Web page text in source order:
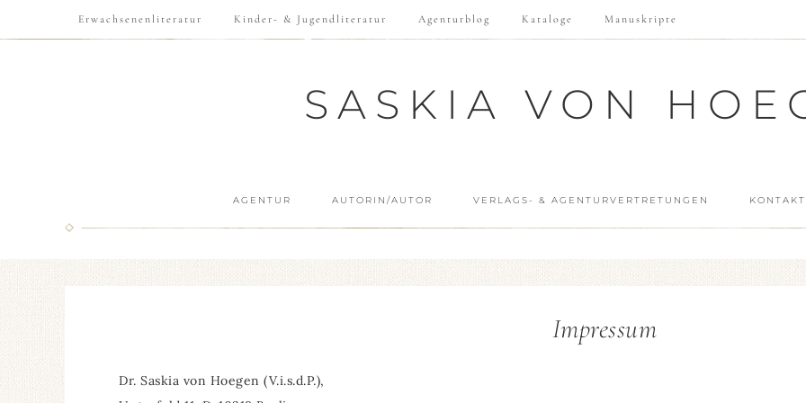
Erwachsenenliteratur Kinder- & Jugendliteratur Agenturblog Kataloge Manuskripte
SASKIA VON
AGENTUR AUTORIN/AUTOR VERLAGS- & AGENTURVERTRETUNGEN KONTAKT
Impressum
Dr. Saskia von Hoegen (V.i.s.d.P.),